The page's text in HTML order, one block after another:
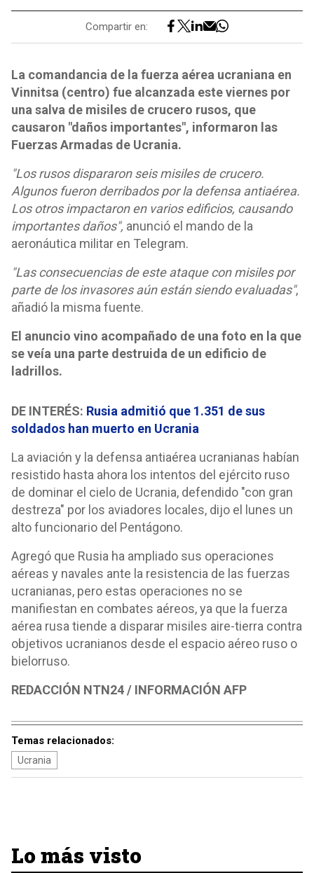
Compartir en:
La comandancia de la fuerza aérea ucraniana en
Vinnitsa (centro) fue alcanzada este viernes por
una salva de misiles de crucero rusos, que
causaron "daños importantes", informaron las
Fuerzas Armadas de Ucrania.
"Los rusos dispararon seis misiles de crucero.
Algunos fueron derribados por la defensa antiaérea.
Los otros impactaron en varios edificios, causando
importantes daños", anunció el mando de la
aeronáutica militar en Telegram.
"Las consecuencias de este ataque con misiles por
parte de los invasores aún están siendo evaluadas",
añadió la misma fuente.
El anuncio vino acompañado de una foto en la que
se veía una parte destruida de un edificio de
ladrillos.
DE INTERÉS: Rusia admitió que 1.351 de sus
soldados han muerto en Ucrania
La aviación y la defensa antiaérea ucranianas habían
resistido hasta ahora los intentos del ejército ruso
de dominar el cielo de Ucrania, defendido "con gran
destreza" por los aviadores locales, dijo el lunes un
alto funcionario del Pentágono.
Agregó que Rusia ha ampliado sus operaciones
aéreas y navales ante la resistencia de las fuerzas
ucranianas, pero estas operaciones no se
manifiestan en combates aéreos, ya que la fuerza
aérea rusa tiende a disparar misiles aire-tierra contra
objetivos ucranianos desde el espacio aéreo ruso o
bielorruso.
REDACCIÓN NTN24 / INFORMACIÓN AFP
Temas relacionados:
Ucrania
Lo más visto